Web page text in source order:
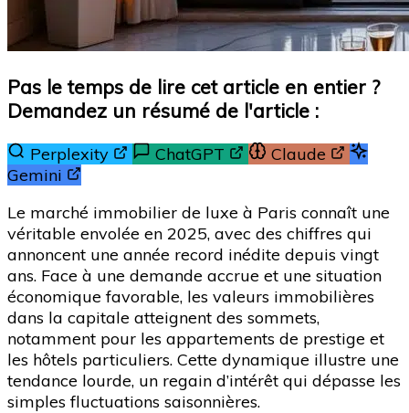
Pas le temps de lire cet article en entier ?
Demandez un résumé de l'article :
Perplexity ChatGPT
Claude
Gemini
Le marché immobilier de luxe à Paris connaît une
véritable envolée en 2025, avec des chiffres qui
annoncent une année record inédite depuis vingt
ans. Face à une demande accrue et une situation
économique favorable, les valeurs immobilières
dans la capitale atteignent des sommets,
notamment pour les appartements de prestige et
les hôtels particuliers. Cette dynamique illustre une
tendance lourde, un regain d’intérêt qui dépasse les
simples fluctuations saisonnières.